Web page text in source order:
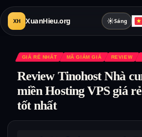
XH XuanHieu.org ☀Sáng
GIÁ RẺ NHẤT MÃ GIẢM GIÁ REVIEW
Review Tinohost Nhà
miền Hosting VPS giá
tốt nhất